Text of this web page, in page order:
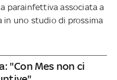
parainfettiva associata a
in uno studio di prossima
"Con Mes non ci